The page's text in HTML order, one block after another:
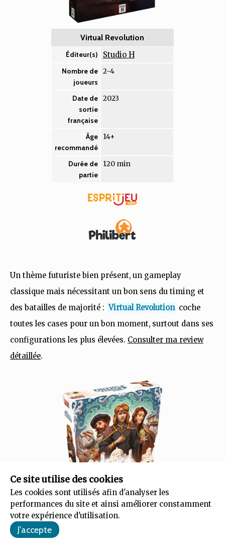
Ce site utilise des cookies
Les cookies sont utilisés afin d'analyser les
performances du site et ainsi améliorer constamment
votre expérience d'utilisation.
Virtual Revolution
Éditeur(s) Studio H
Nombre de
joueurs
2-4
Date de
sortie
française
2023
Âge
recommandé
14+
Durée de
partie
120 min
Un thème futuriste bien présent, un gameplay
classique mais nécessitant un bon sens du timing et
des batailles de majorité : Virtual Revolution coche
toutes les cases pour un bon moment, surtout dans ses
configurations les plus élevées. Consulter ma review
détaillée.
Les Princes de Florence